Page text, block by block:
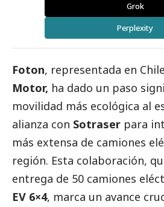
Grok
Perplexity
Foton, representada en
Motor, ha dado un paso
movilidad más ecológica al
alianza con Sotraser para
más extensa de camiones
región. Esta colaboración,
entrega de 50 camiones
EV 6×4, marca un avance